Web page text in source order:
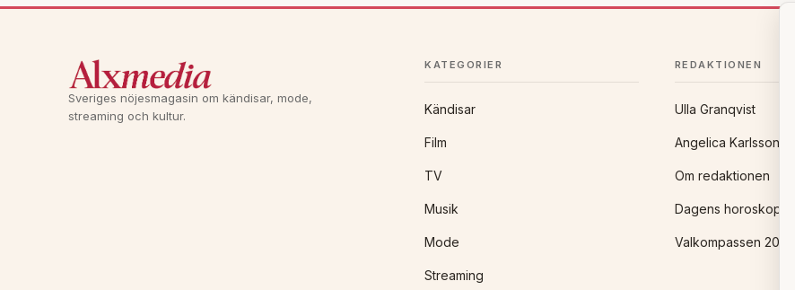
Sveriges nöjesmagasin om kändisar, mode,
streaming och kultur.
KATEGORIER
Kändisar
Film
TV
Musik
Mode
Streaming
REDAKTIONEN
Ulla Granqvist
Angelica Karlsson
Om redaktionen
Dagens horoskop
Valkompassen 2026